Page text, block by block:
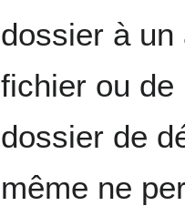
dossier à
fichier ou
dossier de
même ne